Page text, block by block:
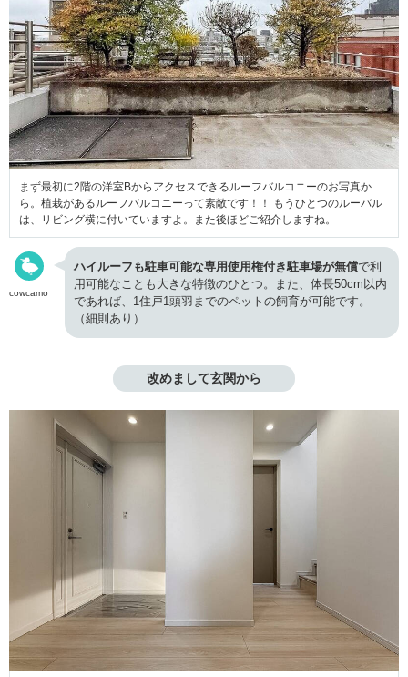
まず最初に2階の洋室Bからアクセスできるルーフバルコニーのお写真か
ら。植栽があるルーフバルコニーって素敵です！！ もうひとつのルーバル
は、リビング横に付いていますよ。また後ほどご紹介しますね。
cowcamo
ハイルーフも駐車可能な専用使用権付き駐車場が無償で利
用可能なことも大きな特徴のひとつ。また、体長50cm以内
であれば、1住戸1頭羽までのペットの飼育が可能です。
（細則あり）
改めまして玄関から